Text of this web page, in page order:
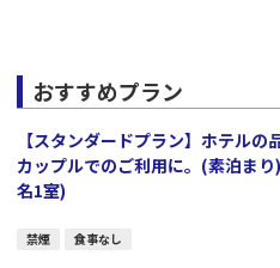
おすすめプラン
【スタンダードプラン】ホテル
カップルでのご利用に。(素泊ま
名1室)
禁煙 食事なし